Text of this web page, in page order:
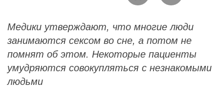
Медики утверждают, что многие люди
занимаются сексом во сне, а потом не
помнят об этом. Некоторые пациенты
умудряются совокупляться с незнакомыми
людьми